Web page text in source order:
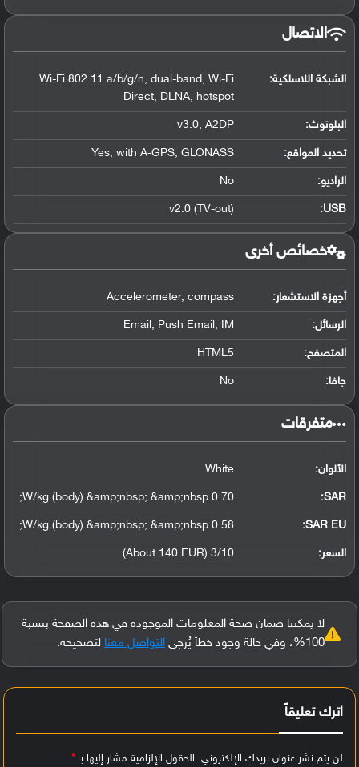
الاتصال
الشبكة اللاسلكية:
Wi-Fi 802.11 a/b/g/n, dual-band, Wi-Fi
Direct, DLNA, hotspot
البلوتوث:
v3.0, A2DP
تحديد المواقع:
Yes, with A-GPS, GLONASS
الراديو: No
USB
:
v2.0 (TV-out)
خصائص أخرى
أجهزة الاستشعار: Accelerometer, compass
الرسائل: Email, Push Email, IM
المتصفح: HTML5
جافا: No
‏متفرقات‏
الألوان: White
SAR
:
0.70 W/kg (body) &amp;nbsp; &amp;nbsp;
SAR EU:
0.58 W/kg (body) &amp;nbsp; &amp;nbsp;
السعر: 3/10 (About 140 EUR)
لا يمكننا ضمان صحة المعلومات الموجودة في هذه الصفحة بنسبة
100%، وفي حالة وجود خطأ يُرجى
التواصل معنا لتصحيحه.
اترك تعليقاً
لن يتم نشر عنوان بريدك الإلكتروني. الحقول الإلزامية مشار إليها بـ*